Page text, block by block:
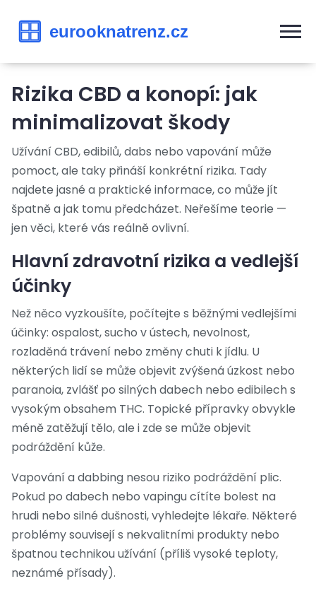
Rizika CBD a konopí: jak
minimalizovat škody
Užívání CBD, edibilů, dabs nebo vapování může
pomoct, ale taky přináší konkrétní rizika. Tady
najdete jasné a praktické informace, co může jít
špatně a jak tomu předcházet. Neřešíme teorie —
jen věci, které vás reálně ovlivní.
Hlavní zdravotní rizika a vedlejší
účinky
Než něco vyzkoušíte, počítejte s běžnými vedlejšími
účinky: ospalost, sucho v ústech, nevolnost,
rozladěná trávení nebo změny chuti k jídlu. U
některých lidí se může objevit zvýšená úzkost nebo
paranoia, zvlášť po silných dabech nebo edibilech s
vysokým obsahem THC. Topické přípravky obvykle
méně zatěžují tělo, ale i zde se může objevit
podráždění kůže.
Vapování a dabbing nesou riziko podráždění plic.
Pokud po dabech nebo vapingu cítíte bolest na
hrudi nebo silné dušnosti, vyhledejte lékaře. Některé
problémy souvisejí s nekvalitními produkty nebo
špatnou technikou užívání (příliš vysoké teploty,
neznámé přísady).